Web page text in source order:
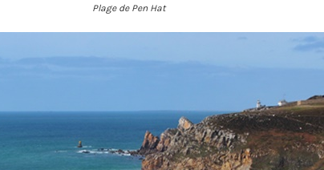
Plage de Pen Hat